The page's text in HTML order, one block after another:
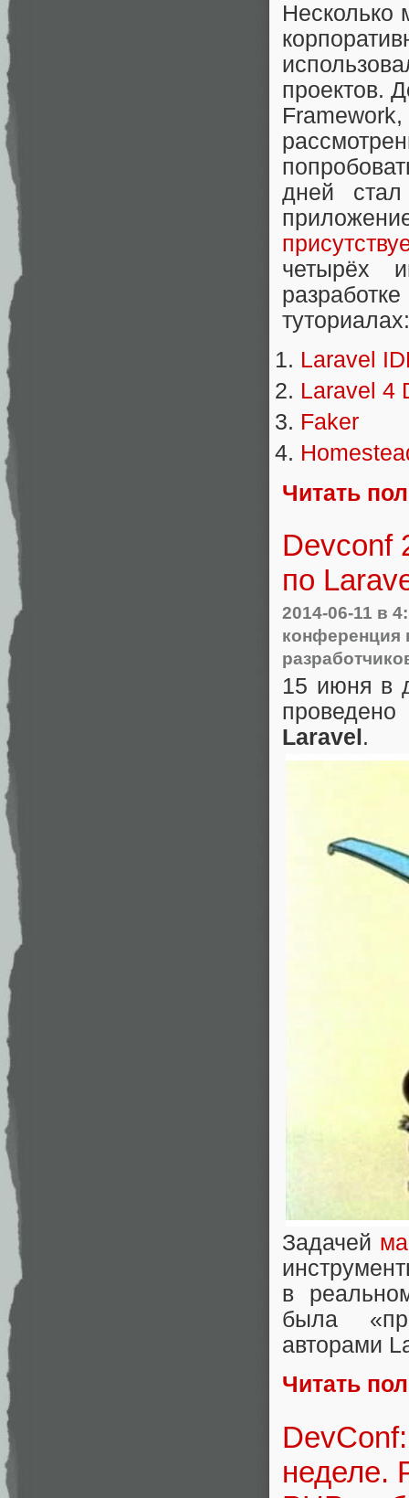
Несколько
проектов.
дней
четырёх
туториалах:
Laravel
Laravel 4
Faker
Читать
Devconf
по
2014-06-11 в
конференция
15 июня в
Laravel .
Задачей
в
была
авторами
Читать
неделе.